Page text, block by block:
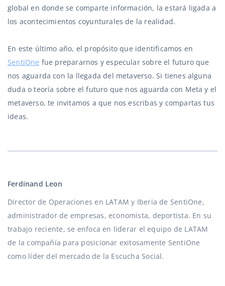
global en donde se comparte información, la estará ligada a
los acontecimientos coyunturales de la realidad.
En este último año, el propósito que identificamos en
SentiOne fue prepararnos y especular sobre el futuro que
nos aguarda con la llegada del metaverso. Si tienes alguna
duda o teoría sobre el futuro que nos aguarda con Meta y el
metaverso, te invitamos a que nos escribas y compartas tus
ideas.
Ferdinand Leon
Director de Operaciones en LATAM y Iberia de SentiOne,
administrador de empresas, economista, deportista. En su
trabajo reciente, se enfoca en liderar el equipo de LATAM
de la compañía para posicionar exitosamente SentiOne
como líder del mercado de la Escucha Social.